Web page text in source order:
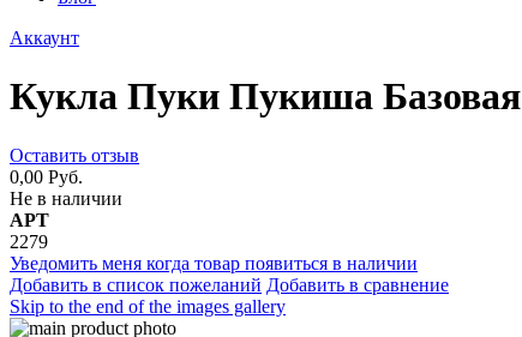
Аккаунт
Кукла Пуки Пукиша Базовая
Оставить отзыв
0,00 Руб.
Не в наличии
АРТ
2279
Уведомить меня когда товар появиться в наличии
Добавить в список пожеланий Добавить в сравнение
Skip to the end of the images gallery